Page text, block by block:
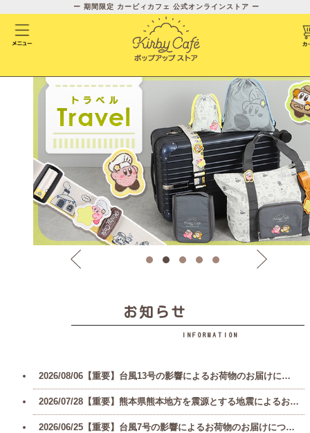
ー 期間限定 カービィカフェ 公式オンラインストア ー
お知らせ
INFORMATION
2026/08/06【重要】台風13号の影響によるお荷物のお届けについて
2026/07/28【重要】熊本県熊本地方を震源とする地震によるお荷物のお届けについて
2026/06/25【重要】台風7号の影響によるお荷物のお届けについて